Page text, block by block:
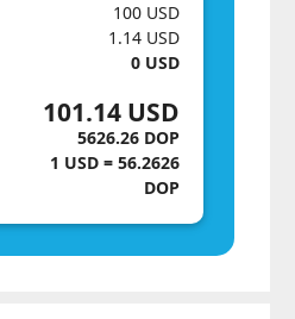
100 USD
1.14 USD
0 USD
101.14 USD
5626.26 DOP
1 USD = 56.2626
DOP